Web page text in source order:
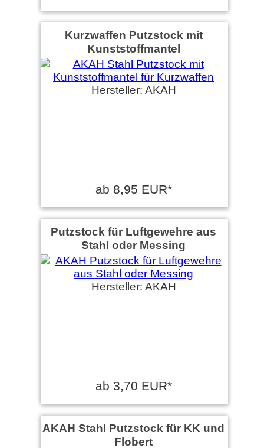
Kurzwaffen Putzstock mit
Kunststoffmantel
Hersteller: AKAH
ab 8,95 EUR*
Putzstock für Luftgewehre aus
Stahl oder Messing
Hersteller: AKAH
ab 3,70 EUR*
AKAH Stahl Putzstock für KK und
Flobert